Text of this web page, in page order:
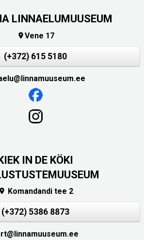
LINNAELUMUUSEUM
Vene 17
(+372) 615 5180
IN DE KÖKI
 Komandandi tee 2
(+372) 5386 8873